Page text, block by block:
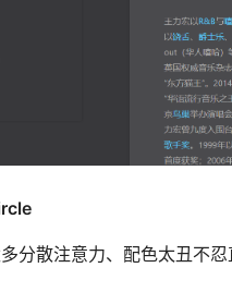
分散注意力、配色太丑不